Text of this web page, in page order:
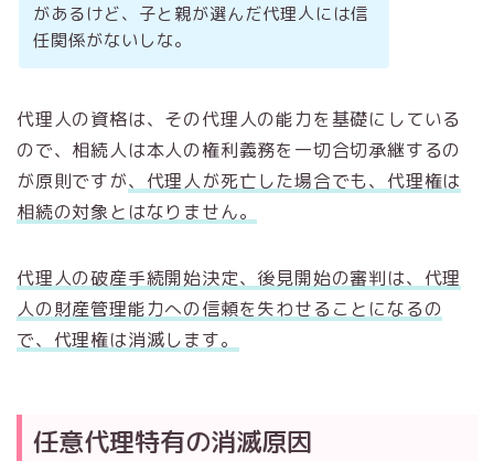
があるけど、子と親が選んだ代理人には信
任関係がないしな。
代理人の資格は、その代理人の能力を基礎にしている
ので、相続人は本人の権利義務を一切合切承継するの
が原則ですが、代理人が死亡した場合でも、代理権は
相続の対象とはなりません。
代理人の破産手続開始決定、後見開始の審判は、代理
人の財産管理能力への信頼を失わせることになるの
で、代理権は消滅します。
任意代理特有の消滅原因